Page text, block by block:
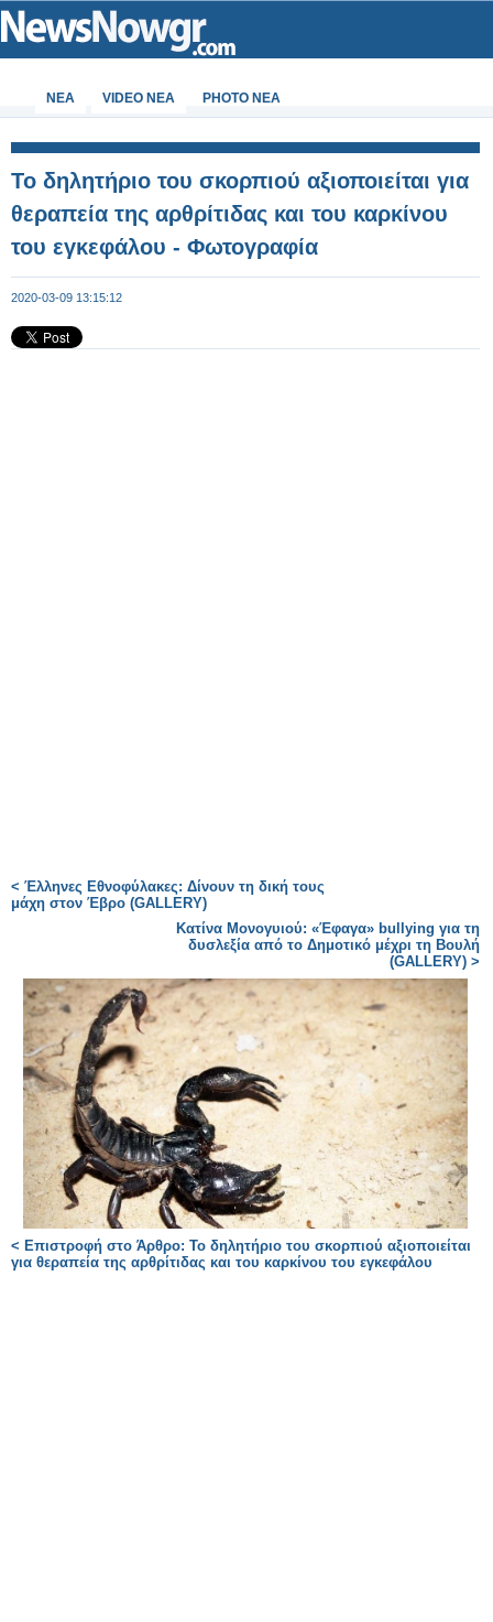
ΝΕΑ VIDEO NEA PHOTO NEA
Το δηλητήριο του σκορπιού αξιοποιείται για
θεραπεία της αρθρίτιδας και του καρκίνου
του εγκεφάλου - Φωτογραφία
2020-03-09 13:15:12
< Έλληνες Εθνοφύλακες: Δίνουν τη δική τους
μάχη στον Έβρο (GALLERY)
Κατίνα Μονογυιού: «Έφαγα» bullying για τη
δυσλεξία από το Δημοτικό μέχρι τη Βουλή
(GALLERY) >
< Επιστροφή στο Άρθρο: Το δηλητήριο του σκορπιού αξιοποιείται
για θεραπεία της αρθρίτιδας και του καρκίνου του εγκεφάλου